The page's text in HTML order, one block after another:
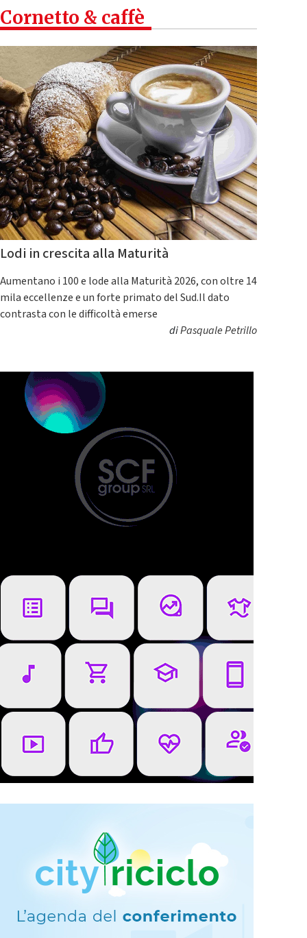
Cornetto & caffè
Lodi in crescita alla Maturità
Aumentano i 100 e lode alla Maturità 2026, con oltre 14
mila eccellenze e un forte primato del Sud.Il dato
contrasta con le difficoltà emerse
diPasquale Petrillo